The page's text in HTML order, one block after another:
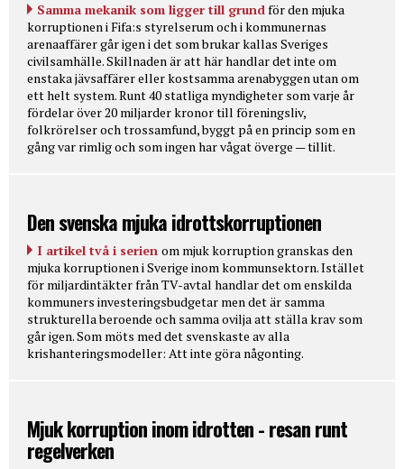
Samma mekanik som ligger till grundför den mjuka
korruptionen i Fifa:s styrelserum och i kommunernas
arenaaffärer går igen i det som brukar kallas Sveriges
civilsamhälle. Skillnaden är att här handlar det inte om
enstaka jävsaffärer eller kostsamma arenabyggen utan om
ett helt system. Runt 40 statliga myndigheter som varje år
fördelar över 20 miljarder kronor till föreningsliv,
folkrörelser och trossamfund, byggt på en princip som en
gång var rimlig och som ingen har vågat överge — tillit.
Den svenska mjuka idrottskorruptionen
I artikel två i serien om mjuk korruption granskas den
mjuka korruptionen i Sverige inom kommunsektorn. Istället
för miljardintäkter från TV-avtal handlar det om enskilda
kommuners investeringsbudgetar men det är samma
strukturella beroende och samma ovilja att ställa krav som
går igen. Som möts med det svenskaste av alla
krishanteringsmodeller: Att inte göra någonting.
Mjuk korruption inom idrotten - resan runt
regelverken